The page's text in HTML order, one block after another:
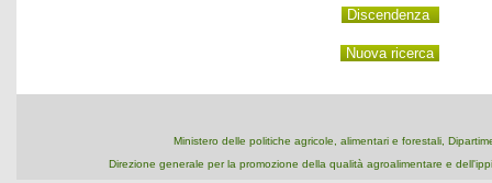
Ministero delle politiche agricole, alimentari e forestali,
Direzione generale per la promozione della qualità agroalimentare e